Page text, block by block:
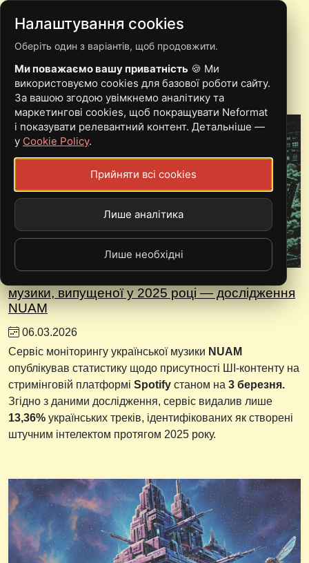
НОВИНИ
музики, випущеної у 2025 році — дослідження
NUAM
06.03.2026
Сервіс моніторингу української музики NUAM
опублікував статистику щодо присутності ШІ-контенту на
стримінговій платформі Spotify станом на 3 березня.
Згідно з даними дослідження, сервіс видалив лише
13,36% українських треків, ідентифікованих як створені
штучним інтелектом протягом 2025 року.
Налаштування cookies
Оберіть один з варіантів, щоб продовжити.
Ми поважаємо вашу приватність 🍪 Ми
використовуємо cookies для базової роботи сайту.
За вашою згодою увімкнемо аналітику та
маркетингові cookies, щоб покращувати Neformat
і показувати релевантний контент. Детальніше —
у Cookie Policy.
Прийняти всі cookies
Лише аналітика
Лише необхідні